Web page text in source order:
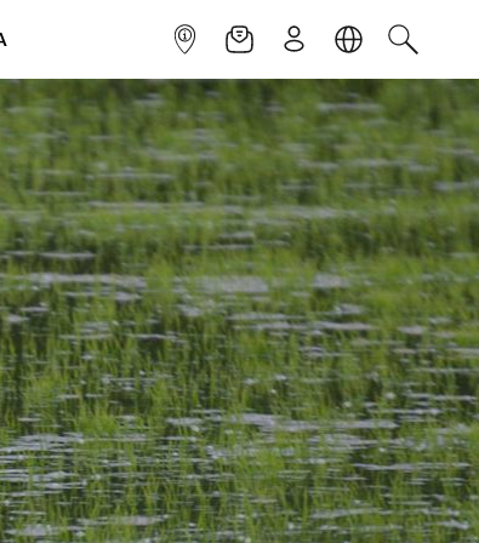
INFOPOINTNEWSLETTER
ISCRIVITILINGUACERCA